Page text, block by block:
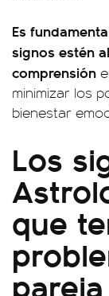
Es
signos estén
comprensión
minimizar los
bienestar
Los
que